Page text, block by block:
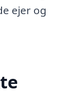
ejer og